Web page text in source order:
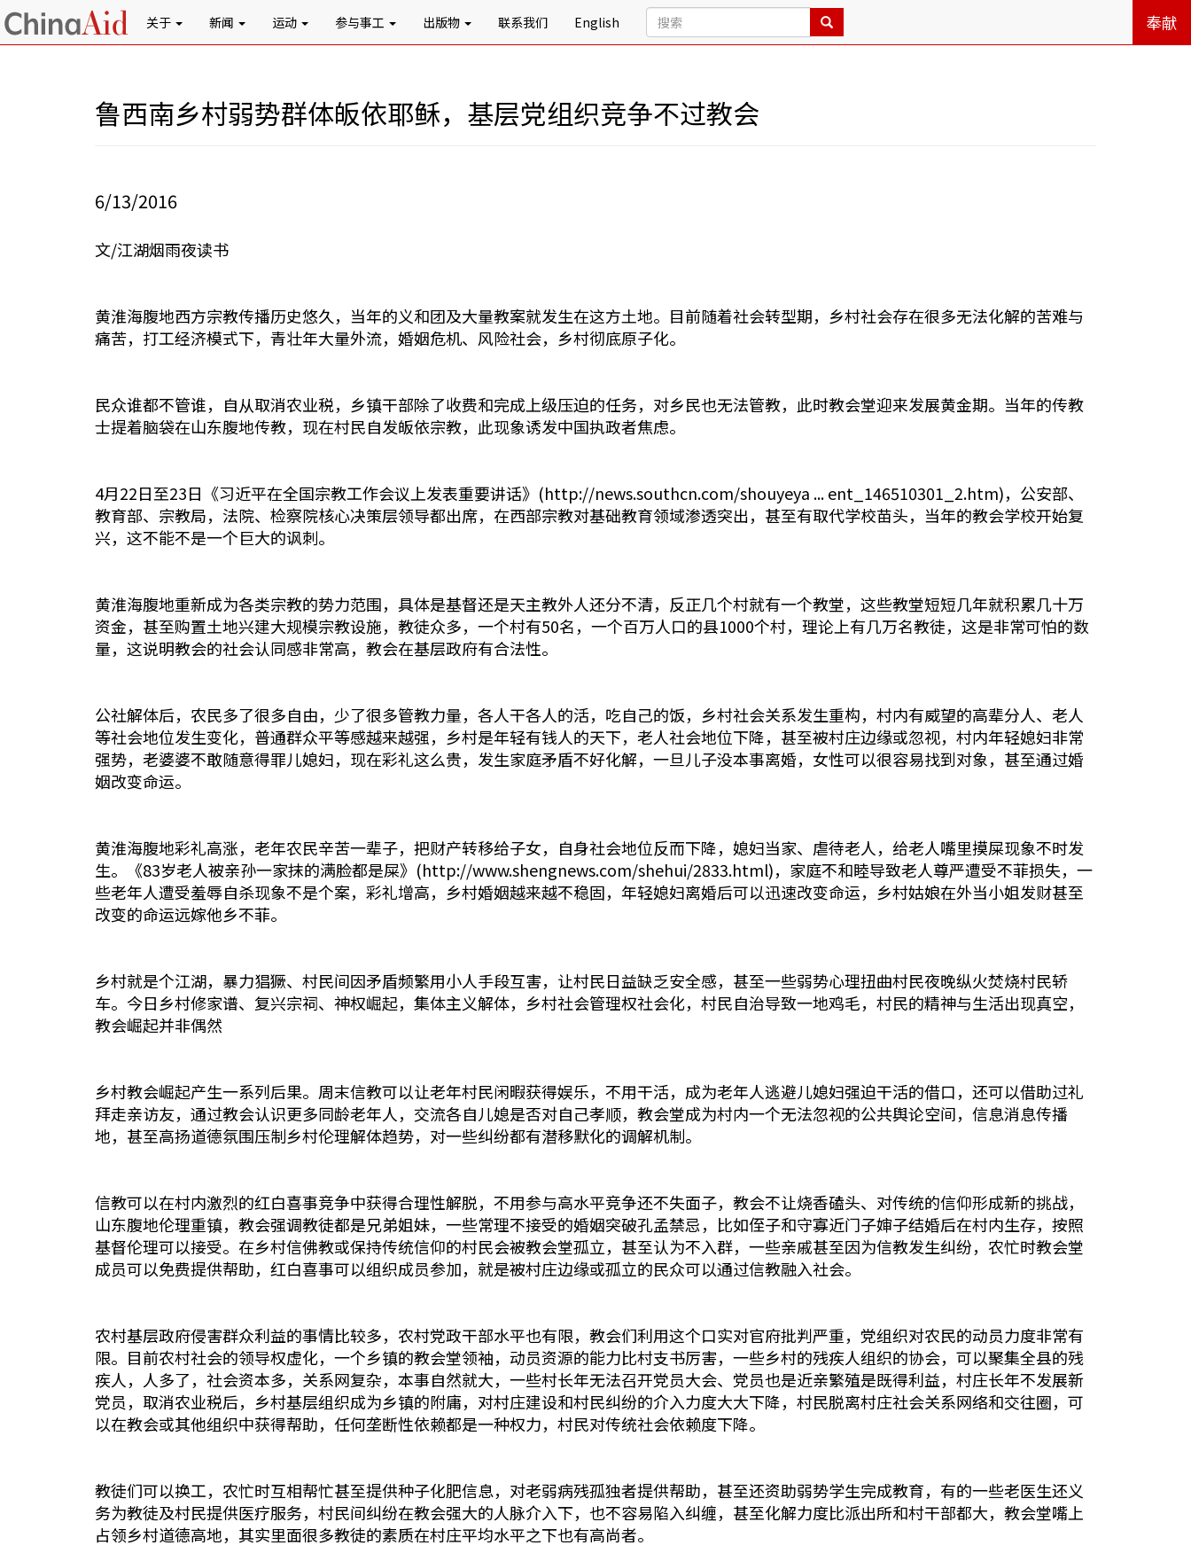
关于 新闻 运动 参与事工 出版物 联系我们 English 奉献
鲁西南乡村弱势群体皈依耶稣，基层党组织竞争不过教会
6/13/2016
文/江湖烟雨夜读书
黄淮海腹地西方宗教传播历史悠久，当年的义和团及大量教案就发生在这方土地。目前随着社会转型期，乡村社会存在很多无法化解的苦难与
痛苦，打工经济模式下，青壮年大量外流，婚姻危机、风险社会，乡村彻底原子化。
民众谁都不管谁，自从取消农业税，乡镇干部除了收费和完成上级压迫的任务，对乡民也无法管教，此时教会堂迎来发展黄金期。当年的传教
士提着脑袋在山东腹地传教，现在村民自发皈依宗教，此现象诱发中国执政者焦虑。
4月22日至23日《习近平在全国宗教工作会议上发表重要讲话》(http://news.southcn.com/shouyeya ... ent_146510301_2.htm)，公安部、
教育部、宗教局，法院、检察院核心决策层领导都出席，在西部宗教对基础教育领域渗透突出，甚至有取代学校苗头，当年的教会学校开始复
兴，这不能不是一个巨大的讽刺。
黄淮海腹地重新成为各类宗教的势力范围，具体是基督还是天主教外人还分不清，反正几个村就有一个教堂，这些教堂短短几年就积累几十万
资金，甚至购置土地兴建大规模宗教设施，教徒众多，一个村有50名，一个百万人口的县1000个村，理论上有几万名教徒，这是非常可怕的数
量，这说明教会的社会认同感非常高，教会在基层政府有合法性。
公社解体后，农民多了很多自由，少了很多管教力量，各人干各人的活，吃自己的饭，乡村社会关系发生重构，村内有威望的高辈分人、老人
等社会地位发生变化，普通群众平等感越来越强，乡村是年轻有钱人的天下，老人社会地位下降，甚至被村庄边缘或忽视，村内年轻媳妇非常
强势，老婆婆不敢随意得罪儿媳妇，现在彩礼这么贵，发生家庭矛盾不好化解，一旦儿子没本事离婚，女性可以很容易找到对象，甚至通过婚
姻改变命运。
黄淮海腹地彩礼高涨，老年农民辛苦一辈子，把财产转移给子女，自身社会地位反而下降，媳妇当家、虐待老人，给老人嘴里摸屎现象不时发
生。《83岁老人被亲孙一家抹的满脸都是屎》(http://www.shengnews.com/shehui/2833.html)，家庭不和睦导致老人尊严遭受不菲损失，一
些老年人遭受羞辱自杀现象不是个案，彩礼增高，乡村婚姻越来越不稳固，年轻媳妇离婚后可以迅速改变命运，乡村姑娘在外当小姐发财甚至
改变的命运远嫁他乡不菲。
乡村就是个江湖，暴力猖獗、村民间因矛盾频繁用小人手段互害，让村民日益缺乏安全感，甚至一些弱势心理扭曲村民夜晚纵火焚烧村民轿
车。今日乡村修家谱、复兴宗祠、神权崛起，集体主义解体，乡村社会管理权社会化，村民自治导致一地鸡毛，村民的精神与生活出现真空，
教会崛起并非偶然
乡村教会崛起产生一系列后果。周末信教可以让老年村民闲暇获得娱乐，不用干活，成为老年人逃避儿媳妇强迫干活的借口，还可以借助过礼
拜走亲访友，通过教会认识更多同龄老年人，交流各自儿媳是否对自己孝顺，教会堂成为村内一个无法忽视的公共舆论空间，信息消息传播
地，甚至高扬道德氛围压制乡村伦理解体趋势，对一些纠纷都有潜移默化的调解机制。
信教可以在村内激烈的红白喜事竞争中获得合理性解脱，不用参与高水平竞争还不失面子，教会不让烧香磕头、对传统的信仰形成新的挑战，
山东腹地伦理重镇，教会强调教徒都是兄弟姐妹，一些常理不接受的婚姻突破孔孟禁忌，比如侄子和守寡近门子婶子结婚后在村内生存，按照
基督伦理可以接受。在乡村信佛教或保持传统信仰的村民会被教会堂孤立，甚至认为不入群，一些亲戚甚至因为信教发生纠纷，农忙时教会堂
成员可以免费提供帮助，红白喜事可以组织成员参加，就是被村庄边缘或孤立的民众可以通过信教融入社会。
农村基层政府侵害群众利益的事情比较多，农村党政干部水平也有限，教会们利用这个口实对官府批判严重，党组织对农民的动员力度非常有
限。目前农村社会的领导权虚化，一个乡镇的教会堂领袖，动员资源的能力比村支书厉害，一些乡村的残疾人组织的协会，可以聚集全县的残
疾人，人多了，社会资本多，关系网复杂，本事自然就大，一些村长年无法召开党员大会、党员也是近亲繁殖是既得利益，村庄长年不发展新
党员，取消农业税后，乡村基层组织成为乡镇的附庸，对村庄建设和村民纠纷的介入力度大大下降，村民脱离村庄社会关系网络和交往圈，可
以在教会或其他组织中获得帮助，任何垄断性依赖都是一种权力，村民对传统社会依赖度下降。
教徒们可以换工，农忙时互相帮忙甚至提供种子化肥信息，对老弱病残孤独者提供帮助，甚至还资助弱势学生完成教育，有的一些老医生还义
务为教徒及村民提供医疗服务，村民间纠纷在教会强大的人脉介入下，也不容易陷入纠缠，甚至化解力度比派出所和村干部都大，教会堂嘴上
占领乡村道德高地，其实里面很多教徒的素质在村庄平均水平之下也有高尚者。